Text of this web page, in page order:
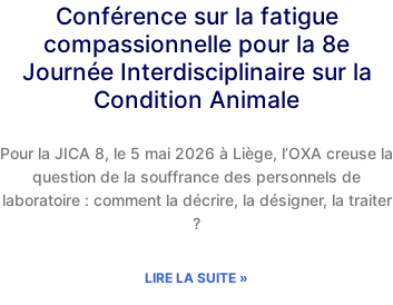
Conférence sur la fatigue
compassionnelle pour la 8e
Journée Interdisciplinaire sur la
Condition Animale
Pour la JICA 8, le 5 mai 2026 à Liège, l’OXA creuse la
question de la souffrance des personnels de
laboratoire : comment la décrire, la désigner, la traiter
?
LIRE LA SUITE »